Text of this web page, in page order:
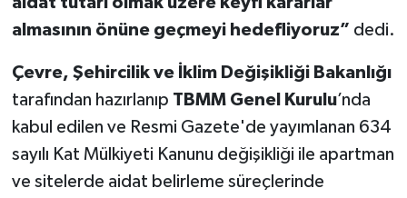
almasının önüne geçmeyi hedefliyoruz” dedi.
Çevre, Şehircilik ve İklim Değişikliği Bakanlığı
tarafından hazırlanıp TBMM Genel Kurulu’nda
kabul edilen ve Resmi Gazete'de yayımlanan 634
sayılı Kat Mülkiyeti Kanunu değişikliği ile apartman
ve sitelerde aidat belirleme süreçlerinde